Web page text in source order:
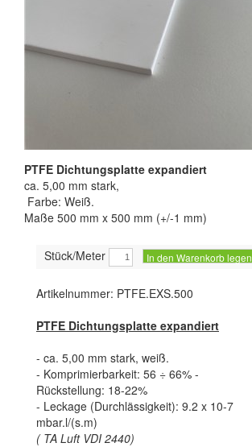
PTFE Dichtungsplatte expandiert
ca. 5,00 mm stark,
Farbe: Weiß.
Maße 500 mm x 500 mm (+/-1 mm)
Stück/Meter In den Warenkorb legen
Artikelnummer: PTFE.EXS.500
PTFE Dichtungsplatte expandiert
- ca. 5,00 mm stark, weiß.
- Komprimierbarkeit: 56 ÷ 66% -
Rückstellung: 18-22%
- Leckage (Durchlässigkeit): 9.2 x 10-7
mbar.l/(s.m)
( TA Luft VDI 2440)